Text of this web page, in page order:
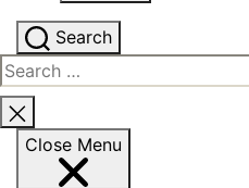
Search
Search
for:
Close
search
Close Menu